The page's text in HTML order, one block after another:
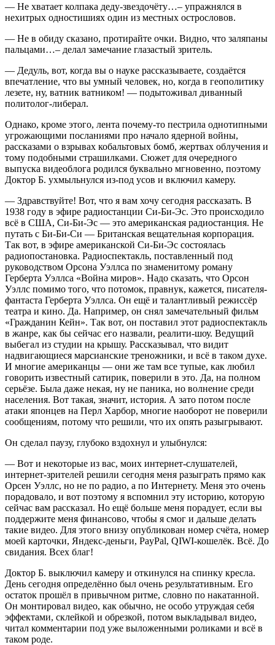
— Не хватает колпака деду-звездочёту…– упражнялся в
нехитрых одностишиях один из местных острословов.
— Не в обиду сказано, протирайте очки. Видно, что заляпаны
пальцами…– делал замечание глазастый зритель.
— Дедуль, вот, когда вы о науке рассказываете, создаётся
впечатление, что вы умный человек, но, когда в геополитику
лезете, ну, ватник ватником! — подытоживал диванный
политолог-либерал.
Однако, кроме этого, лента почему-то пестрила однотипными
угрожающими посланиями про начало ядерной войны,
рассказами о взрывах кобальтовых бомб, жертвах облучения и
тому подобными страшилками. Сюжет для очередного
выпуска видеоблога родился буквально мгновенно, поэтому
Доктор Б. ухмыльнулся из-под усов и включил камеру.
— Здравствуйте! Вот, что я вам хочу сегодня рассказать. В
1938 году в эфире радиостанции Си-Би-Эс. Это происходило
всё в США, Си-Би-Эс — это американская радиостанция. Не
путать с Би-Би-Си — Британская вещательная корпорация.
Так вот, в эфире американской Си-Би-Эс состоялась
радиопостановка. Радиоспектакль, поставленный под
руководством Орсона Уэллса по знаменитому роману
Герберта Уэллса «Война миров». Надо сказать, что Орсон
Уэллс помимо того, что потомок, правнук, кажется, писателя-
фантаста Герберта Уэллса. Он ещё и талантливый режиссёр
театра и кино. Да. Например, он снял замечательный фильм
«Гражданин Кейн». Так вот, он поставил этот радиоспектакль
в жанре, как бы сейчас его назвали, реалити-шоу. Ведущий
выбегал из студии на крышу. Рассказывал, что видит
надвигающиеся марсианские треножники, и всё в таком духе.
И многие американцы — они же там все тупые, как любил
говорить известный сатирик, поверили в это. Да, на полном
серьёзе. Была даже некая, ну не паника, но волнение среди
населения. Вот такая, значит, история. А зато потом после
атаки японцев на Перл Харбор, многие наоборот не поверили
сообщениям, потому что решили, что их опять разыгрывают.
Он сделал паузу, глубоко вздохнул и улыбнулся:
— Вот и некоторые из вас, моих интернет-слушателей,
интернет-зрителей решили сегодня меня разыграть прямо как
Орсен Уэллс, но не по радио, а по Интернету. Меня это очень
порадовало, и вот поэтому я вспомнил эту историю, которую
сейчас вам рассказал. Но ещё больше меня порадует, если вы
поддержите меня финансово, чтобы я смог и дальше делать
такие видео. Для этого внизу опубликован номер счёта, номер
моей карточки, Яндекс-деньги, PayPal, QIWI-кошелёк. Всё. До
свидания. Всех благ!
Доктор Б. выключил камеру и откинулся на спинку кресла.
День сегодня определённо был очень результативным. Его
остаток прошёл в привычном ритме, словно по накатанной.
Он монтировал видео, как обычно, не особо утруждая себя
эффектами, склейкой и обрезкой, потом выкладывал видео,
читал комментарии под уже выложенными роликами и всё в
таком роде.